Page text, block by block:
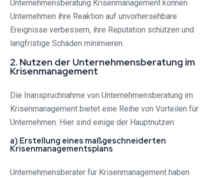
Unternehmensberatung Krisenmanagement können
Unternehmen ihre Reaktion auf unvorhersehbare
Ereignisse verbessern, ihre Reputation schützen und
langfristige Schäden minimieren.
2. Nutzen der Unternehmensberatung im
Krisenmanagement
Die Inanspruchnahme von Unternehmensberatung im
Krisenmanagement bietet eine Reihe von Vorteilen für
Unternehmen. Hier sind einige der Hauptnutzen:
a) Erstellung eines maßgeschneiderten
Krisenmanagementsplans
Unternehmensberater für Krisenmanagement haben